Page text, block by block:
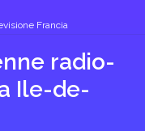
Francia
radio-
Ile-de-